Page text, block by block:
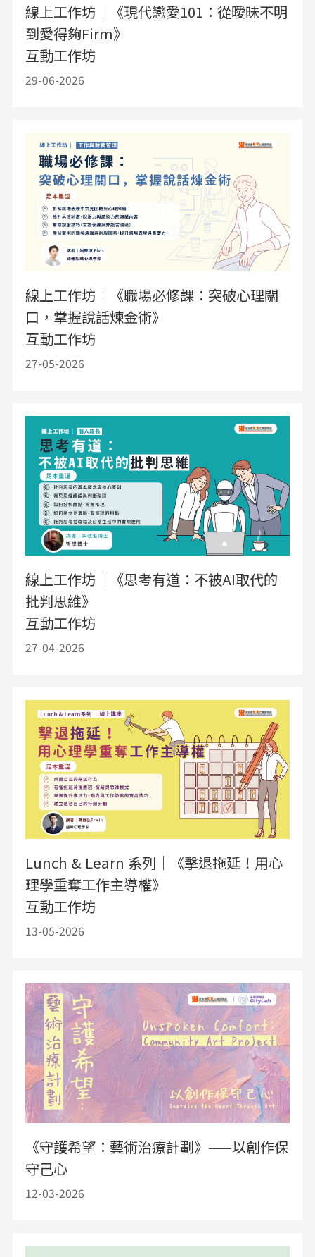
線上工作坊｜《現代戀愛101：從曖昧不明
到愛得夠Firm》
互動工作坊
29-06-2026
線上工作坊｜《職場必修課：突破心理關
口，掌握說話煉金術》
互動工作坊
27-05-2026
線上工作坊｜《思考有道：不被AI取代的
批判思維》
互動工作坊
27-04-2026
Lunch & Learn 系列｜《擊退拖延！用心
理學重奪工作主導權》
互動工作坊
13-05-2026
《守護希望：藝術治療計劃》——以創作保
守己心
12-03-2026